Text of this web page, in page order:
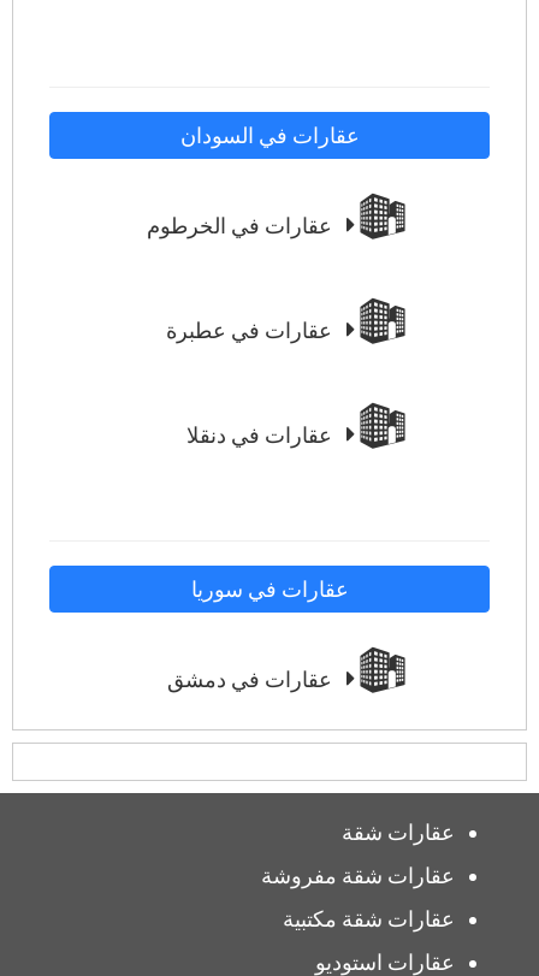
عقارات في السودان
عقارات في الخرطوم
عقارات في عطبرة
عقارات في دنقلا
عقارات في سوريا
عقارات في دمشق
عقارات شقة
عقارات شقة مفروشة
عقارات شقة مكتبية
عقارات استوديو